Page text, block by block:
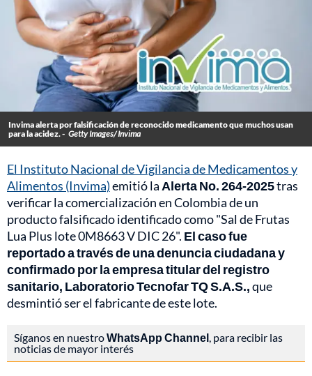
Invima alerta por falsificación de reconocido medicamento que muchos usan
para la acidez. - Getty Images/ Invima
El Instituto Nacional de Vigilancia de Medicamentos y
Alimentos (Invima)emitió la Alerta No. 264-2025tras
verificar la comercialización en Colombia de un
producto falsificado identificado como "Sal de Frutas
Lua Plus lote 0M8663 V DIC 26". El caso fue
reportado a través de una denuncia ciudadana y
confirmado por la empresa titular del registro
sanitario, Laboratorio Tecnofar TQ S.A.S.,que
desmintió ser el fabricante de este lote.
Síganos en nuestroWhatsApp Channel, para recibir las
noticias de mayor interés